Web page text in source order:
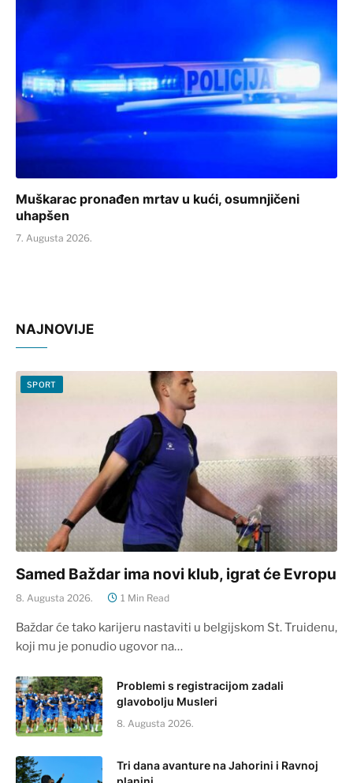
Muškarac pronađen mrtav u kući, osumnjičeni
uhapšen
7. Augusta 2026.
NAJNOVIJE
SPORT
Samed Baždar ima novi klub, igrat će Evropu
8. Augusta 2026. 1 Min Read
Baždar će tako karijeru nastaviti u belgijskom St. Truidenu,
koji mu je ponudio ugovor na…
Problemi s registracijom zadali
glavobolju Musleri
8. Augusta 2026.
Tri dana avanture na Jahorini i Ravnoj